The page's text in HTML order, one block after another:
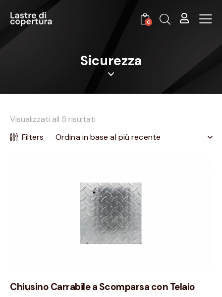
0
Sicurezza
Visualizzati all 5 risultati
Filters
Chiusino Carrabile a Scomparsa con Telaio